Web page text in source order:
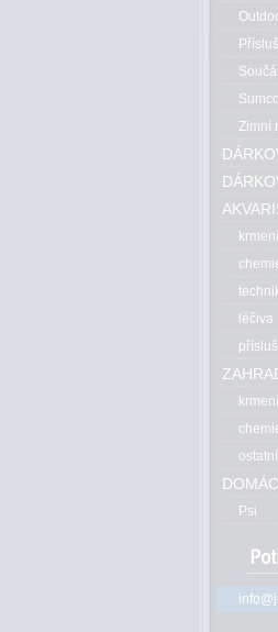
Zimní
krmení
léčiva
krmení
Psi